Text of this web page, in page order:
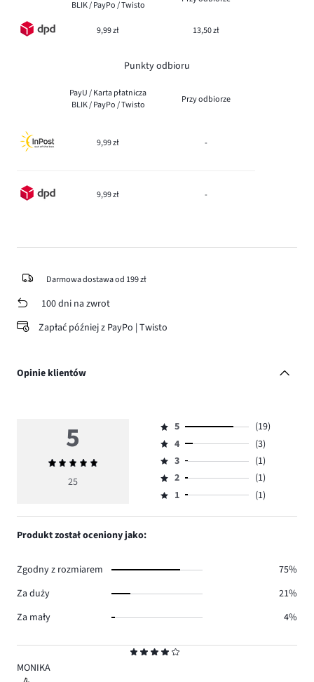
BLIK / PayPo / Twisto
9,99 zł 13,50 zł
Punkty odbioru
PayU / Karta płatnicza
BLIK / PayPo / Twisto
Przy odbiorze
9,99 zł -
9,99 zł -
Darmowa dostawa od 199 zł
100 dni na zwrot
Zapłać później z PayPo | Twisto
Opinie klientów
4
MONIKA
5
Średnia
ocena
25
Ocena
5,
ilość
głosów
19.
5
(19)
Ocena
4,
ilość
głosów
4
(3)
Ocena
3,
ilość
3
(1)
Ocena
2,
2
(1)
Ocena
1,
1 (1)
Produkt został oceniony jako:
Zgodny z rozmiarem
75%
Za duży
21%
Za mały
4%